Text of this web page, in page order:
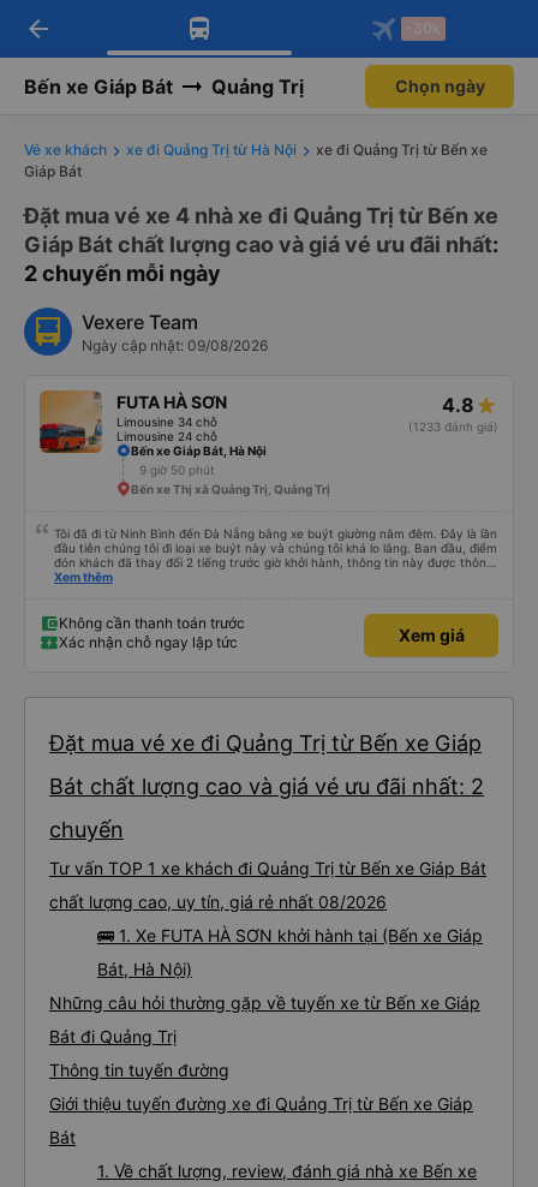
Tải app Vexere ngay!
Nhận ưu đãi thành viên độc
Mở app
Tải app Vexere
-30k/ghế khi đặt vé máy bay qua
Mở app
arrow_back -30k
Bến xe Giáp Bát Quảng Trị Chọn ngày
Vé xe khách xe đi Quảng Trị từ Hà Nội
xe đi Quảng Trị từ Bến xe
Giáp Bát
Đặt mua vé xe 4 nhà xe đi Quảng Trị từ Bến xe
Giáp Bát chất lượng cao và giá vé ưu đãi nhất:
2 chuyến mỗi ngày
Vexere Team
Ngày cập nhật: 09/08/2026
FUTA HÀ SƠN
Limousine 34 chỗ
Limousine 24 chỗ
4.8
(1233 đánh giá)
Bến xe Giáp Bát, Hà Nội
9 giờ 50 phút
Bến xe Thị xã Quảng Trị, Quảng Trị
Tôi đã đi từ Ninh Bình đến Đà Nẵng bằng xe buýt giường nằm đêm. Đây là lần
đầu tiên chúng tôi đi loại xe buýt này và chúng tôi khá lo lắng. Ban đầu, điểm
đón khách đã thay đổi 2 tiếng trước giờ khởi hành, thông tin này được thông
báo qua email. Chúng tôi đến đúng địa điểm lúc 9 giờ nhưng xe buýt không
phút. Khi xe buýt đến, tài xế đã đến tận nơi giúp đỡ chúng tôi và nhân viên
chăm sóc khách hàng cũng đã xác nhận qua email. Xe buýt sạch sẽ và
giường ngủ thoải mái. Tài xế rất tốt bụng và chu đáo vì biết chúng tôi là
Xem thêm
Không cần thanh toán trước
Xác nhận chỗ ngay lập tức
Xem giá
Đặt mua vé xe đi Quảng Trị từ Bến xe Giáp
Bát chất lượng cao và giá vé ưu đãi nhất: 2
chuyến
Tư vấn TOP 1 xe khách đi Quảng Trị từ Bến xe Giáp Bát
chất lượng cao, uy tín, giá rẻ nhất 08/2026
🚌 1. Xe FUTA HÀ SƠN khởi hành tại (Bến xe Giáp
Bát, Hà Nội)
Những câu hỏi thường gặp về tuyến xe từ Bến xe Giáp
Bát đi Quảng Trị
Thông tin tuyến đường
Giới thiệu tuyến đường xe đi Quảng Trị từ Bến xe Giáp
Bát
1. Về chất lượng, review, đánh giá nhà xe Bến xe